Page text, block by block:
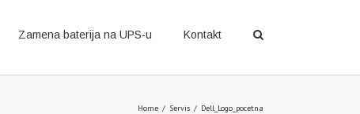
Zamena baterija na UPS-u Kontakt
Home / Servis / Dell_Logo_pocetna